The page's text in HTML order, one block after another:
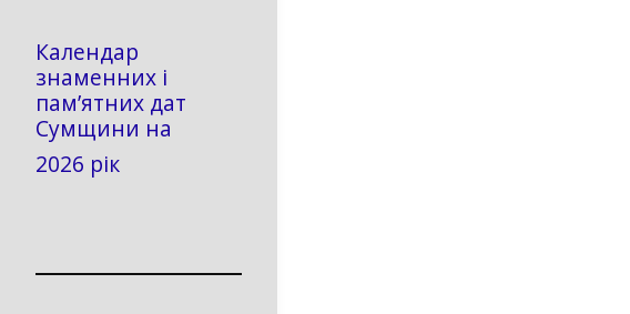
Календар
знаменних і
пам’ятних дат
Сумщини на
2026 рік